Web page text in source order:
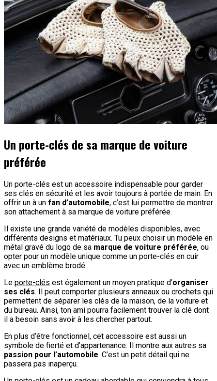
Un porte-clés de sa marque de voiture
préférée
Un porte-clés est un accessoire indispensable pour garder
ses clés en sécurité et les avoir toujours à portée de main. En
offrir un à un fan d’automobile, c’est lui permettre de montrer
son attachement à sa marque de voiture préférée.
Il existe une grande variété de modèles disponibles, avec
différents designs et matériaux. Tu peux choisir un modèle en
métal gravé du logo de sa marque de voiture préférée, ou
opter pour un modèle unique comme un porte-clés en cuir
avec un emblème brodé.
Le porte-clés est également un moyen pratique d’organiser
ses clés. Il peut comporter plusieurs anneaux ou crochets qui
permettent de séparer les clés de la maison, de la voiture et
du bureau. Ainsi, ton ami pourra facilement trouver la clé dont
il a besoin sans avoir à les chercher partout.
En plus d’être fonctionnel, cet accessoire est aussi un
symbole de fierté et d’appartenance. Il montre aux autres sa
passion pour l’automobile. C’est un petit détail qui ne
passera pas inaperçu.